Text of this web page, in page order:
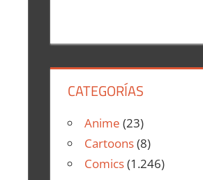
CATEGORÍAS
Anime (23)
Cartoons(8)
Comics(1.246)